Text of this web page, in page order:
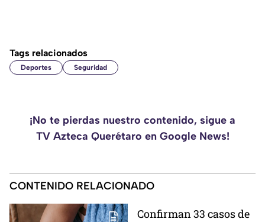
Tags relacionados
Deportes Seguridad
¡No te pierdas nuestro contenido, sigue a
TV Azteca Querétaro en Google News!
CONTENIDO RELACIONADO
Confirman 33 casos de